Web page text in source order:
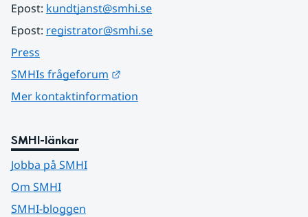
Epost: kundtjanst@smhi.se
Epost: registrator@smhi.se
Press
SMHIs frågeforum
Mer kontaktinformation
SMHI-länkar
Jobba på SMHI
Om SMHI
SMHI-bloggen